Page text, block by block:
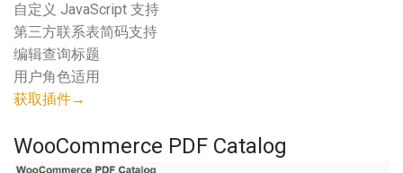
自定义 JavaScript 支持
第三方联系表简码支持
编辑查询标题
用户角色适用
获取插件→
WooCommerce PDF Catalog